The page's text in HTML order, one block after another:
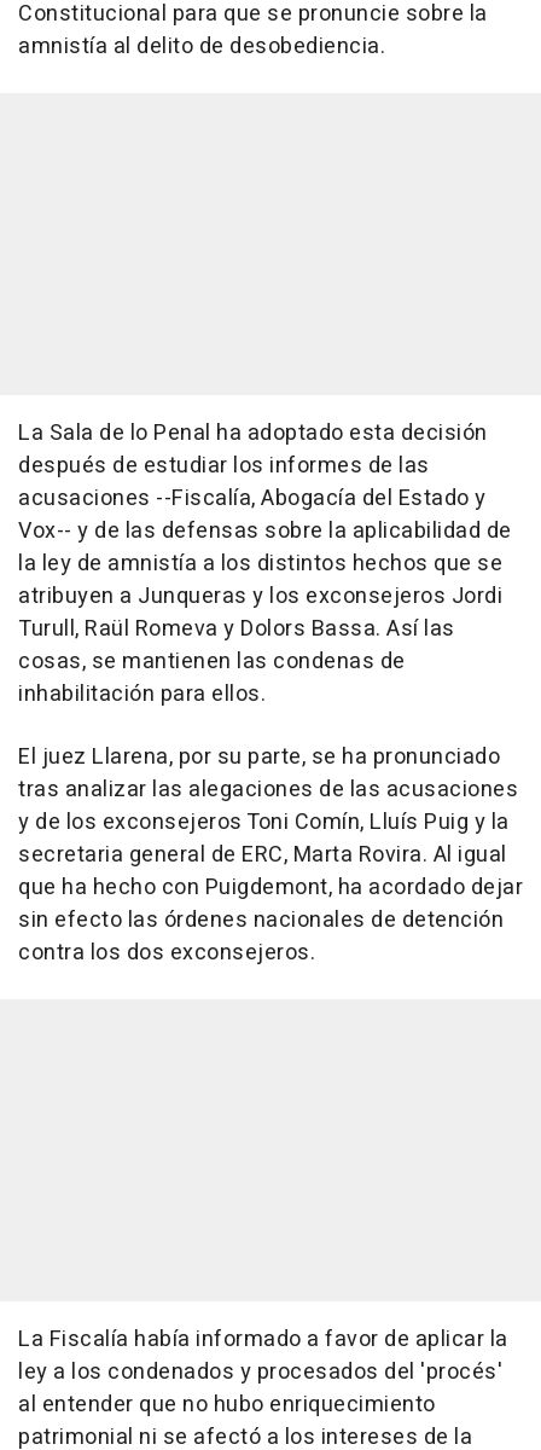
Constitucional para que se pronuncie sobre la
amnistía al delito de desobediencia.
La Sala de lo Penal ha adoptado esta decisión
después de estudiar los informes de las
acusaciones --Fiscalía, Abogacía del Estado y
Vox-- y de las defensas sobre la aplicabilidad de
la ley de amnistía a los distintos hechos que se
atribuyen a Junqueras y los exconsejeros Jordi
Turull, Raül Romeva y Dolors Bassa. Así las
cosas, se mantienen las condenas de
inhabilitación para ellos.
El juez Llarena, por su parte, se ha pronunciado
tras analizar las alegaciones de las acusaciones
y de los exconsejeros Toni Comín, Lluís Puig y la
secretaria general de ERC, Marta Rovira. Al igual
que ha hecho con Puigdemont, ha acordado dejar
sin efecto las órdenes nacionales de detención
contra los dos exconsejeros.
La Fiscalía había informado a favor de aplicar la
ley a los condenados y procesados del 'procés'
al entender que no hubo enriquecimiento
patrimonial ni se afectó a los intereses de la